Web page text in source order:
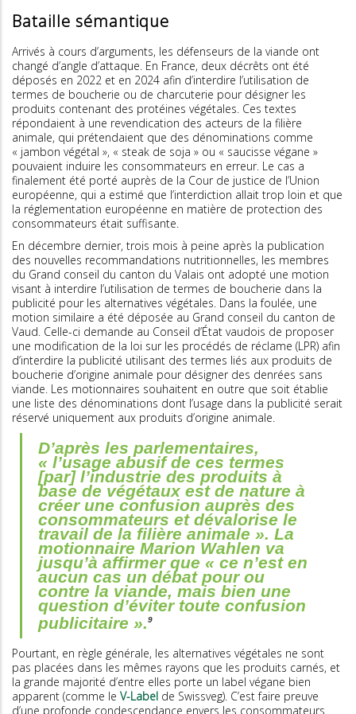
Bataille sémantique
Arrivés à cours d’arguments, les défenseurs de la viande ont
changé d’angle d’attaque. En France, deux décrêts ont été
déposés en 2022 et en 2024 afin d’interdire l’utilisation de
termes de boucherie ou de charcuterie pour désigner les
produits contenant des protéines végétales. Ces textes
répondaient à une revendication des acteurs de la filière
animale, qui prétendaient que des dénominations comme
« jambon végétal », « steak de soja » ou « saucisse végane »
pouvaient induire les consommateurs en erreur. Le cas a
finalement été porté auprès de la Cour de justice de l’Union
européenne, qui a estimé que l’interdiction allait trop loin et que
la réglementation européenne en matière de protection des
consommateurs était suffisante.
En décembre dernier, trois mois à peine après la publication
des nouvelles recommandations nutritionnelles, les membres
du Grand conseil du canton du Valais ont adopté une motion
visant à interdire l’utilisation de termes de boucherie dans la
publicité pour les alternatives végétales. Dans la foulée, une
motion similaire a été déposée au Grand conseil du canton de
Vaud. Celle-ci demande au Conseil d’État vaudois de proposer
une modification de la loi sur les procédés de réclame (LPR) afin
d’interdire la publicité utilisant des termes liés aux produits de
boucherie d’origine animale pour désigner des denrées sans
viande. Les motionnaires souhaitent en outre que soit établie
une liste des dénominations dont l’usage dans la publicité serait
réservé uniquement aux produits d’origine animale.
D’après les parlementaires,
« l’usage abusif de ces termes
[par] l’industrie des produits à
base de végétaux est de nature à
créer une confusion auprès des
consommateurs et dévalorise le
travail de la filière animale ». La
motionnaire Marion Wahlen va
jusqu’à affirmer que « ce n’est en
aucun cas un débat pour ou
contre la viande, mais bien une
question d’éviter toute confusion
publicitaire ».9
Pourtant, en règle générale, les alternatives végétales ne sont
pas placées dans les mêmes rayons que les produits carnés, et
la grande majorité d’entre elles porte un label végane bien
apparent (comme le V-Label de Swissveg). C’est faire preuve
d’une profonde condescendance envers les consommateurs